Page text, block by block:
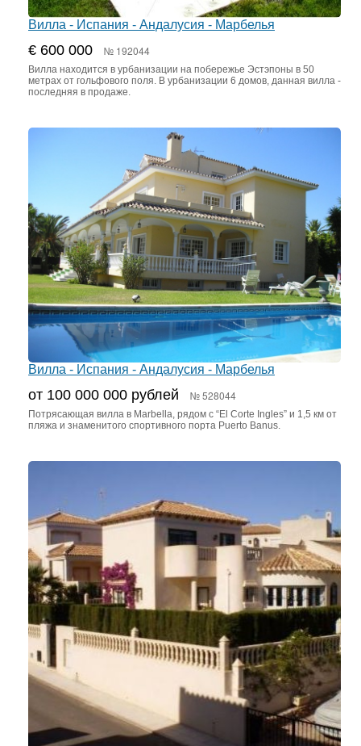
Вилла - Испания - Андалусия - Марбелья
€ 600 000 № 192044
Вилла находится в урбанизации на побережье Эстэпоны в 50
метрах от гольфового поля. В урбанизации 6 домов, данная вилла -
последняя в продаже.
Вилла - Испания - Андалусия - Марбелья
от 100 000 000 рублей № 528044
Потрясающая вилла в Marbella, рядом с “El Corte Ingles” и 1,5 км от
пляжа и знаменитого спортивного порта Puerto Banus.